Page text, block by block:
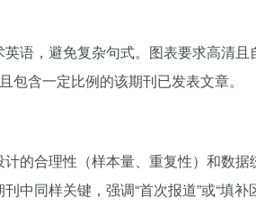
语，避免复杂句式。图表要求高清
包含一定比例的该期刊已发表文章。
的合理性（样本量、重复性）和数据
中同样关键，强调“首次报道”或“填补